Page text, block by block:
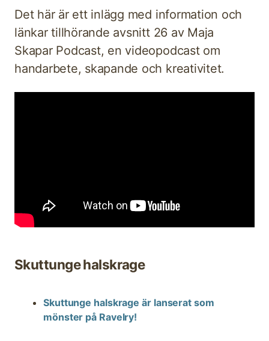
Det här är ett inlägg med information och
länkar tillhörande avsnitt 26 av Maja
Skapar Podcast, en videopodcast om
handarbete, skapande och kreativitet.
Skuttunge halskrage
Skuttunge halskrage är lanserat som
mönster på Ravelry!